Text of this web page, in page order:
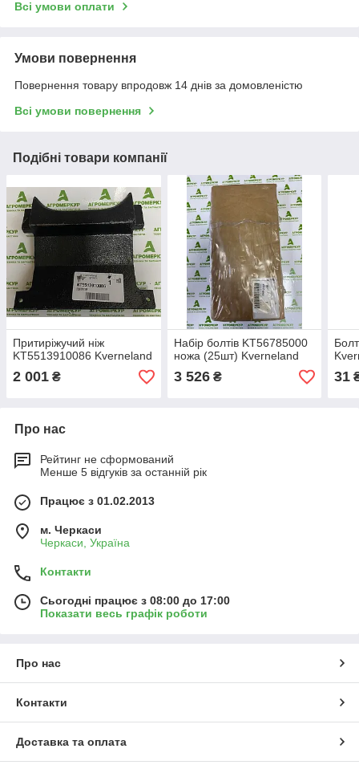
Всі умови оплати
Умови повернення
Повернення товару впродовж 14 днів за домовленістю
Всі умови повернення
Подібні товари компанії
Притиріжучий ніж
KT5513910086 Kverneland
2 001 ₴
Набір болтів KT56785000
ножа (25шт) Kverneland
3 526₴ 31
Про нас
Рейтинг не сформований
Менше 5 відгуків за останній рік
Працює з 01.02.2013
м. Черкаси
Черкаси, Україна
Контакти
Сьогодні працює з 08:00 до 17:00
Показати весь графік роботи
Про нас
Контакти
Доставка та оплата